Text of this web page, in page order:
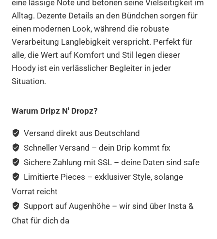
eine lässige Note und betonen seine Vielseitigkeit im
Alltag. Dezente Details an den Bündchen sorgen für
einen modernen Look, während die robuste
Verarbeitung Langlebigkeit verspricht. Perfekt für
alle, die Wert auf Komfort und Stil legen dieser
Hoody ist ein verlässlicher Begleiter in jeder
Situation.
Warum Dripz N' Dropz?
Versand direkt aus Deutschland
Schneller Versand – dein Drip kommt fix
Sichere Zahlung mit SSL – deine Daten sind safe
Limitierte Pieces – exklusiver Style, solange
Vorrat reicht
Support auf Augenhöhe – wir sind über Insta &
Chat für dich da